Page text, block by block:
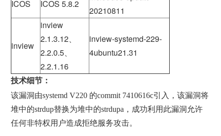
ICOS
ICOS 5.8.2
20210811
inview
inview
2.1.3.12、
2.2.0.5、
2.2.1.16
inview-systemd-229-
4ubuntu21.31
技术细节：
该漏洞由systemd V220 的commit 7410616c引入，该漏洞将
堆中的strdup替换为堆中的strdupa，成功利用此漏洞允许
任何非特权用户造成拒绝服务攻击。